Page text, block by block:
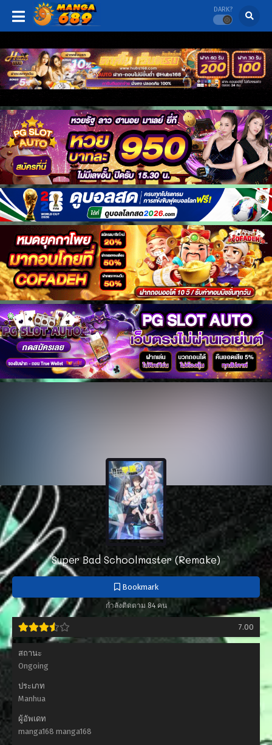
DARK?
Super Bad Schoolmaster (Remake)
Bookmark
กำลังติดตาม 84 คน
7.00
สถานะ
Ongoing
ประเภท
Manhua
ผู้อัพเดท
manga168 manga168